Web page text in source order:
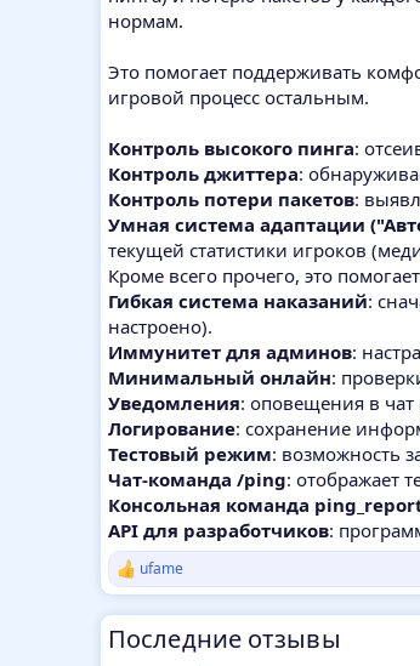
нормам.
Это помогает поддерживать
игровой процесс остальным.
Контроль высокого пинга:
Контроль джиттера:
Контроль потери пакетов:
Умная система адаптации
текущей статистики игроков
Кроме всего прочего, это
Гибкая система наказаний:
настроено).
Иммунитет для админов:
Минимальный онлайн:
Уведомления: оповещения в
Логирование: сохранение
Тестовый режим: возможность
Чат-команда /ping: отображает
Консольная команда
API для разработчиков:
Р
е
а
к
ц
ufame
Последние отзывы